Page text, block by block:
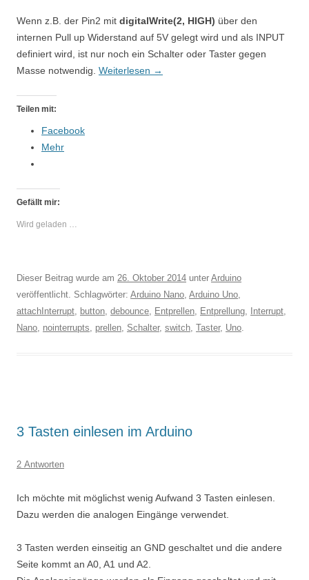
Wenn z.B. der Pin2 mit digitalWrite(2, HIGH) über den
internen Pull up Widerstand auf 5V gelegt wird und als INPUT
definiert wird, ist nur noch ein Schalter oder Taster gegen
Masse notwendig. Weiterlesen →
Teilen mit:
Facebook
Mehr
Gefällt mir:
Wird geladen …
Dieser Beitrag wurde am 26. Oktober 2014 unter Arduino
veröffentlicht. Schlagwörter: Arduino Nano, Arduino Uno,
attachInterrupt, button, debounce, Entprellen, Entprellung, Interrupt,
Nano, nointerrupts, prellen, Schalter, switch, Taster, Uno.
3 Tasten einlesen im Arduino
2 Antworten
Ich möchte mit möglichst wenig Aufwand 3 Tasten einlesen.
Dazu werden die analogen Eingänge verwendet.
3 Tasten werden einseitig an GND geschaltet und die andere
Seite kommt an A0, A1 und A2.